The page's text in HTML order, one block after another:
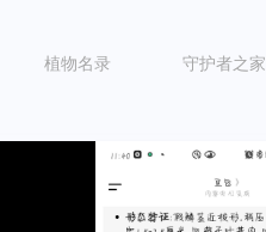
植物名录 守护者之家